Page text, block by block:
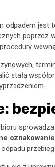
odpadem jest
poprzez
stałą
oznakowanie